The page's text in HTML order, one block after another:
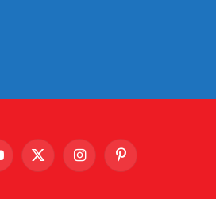
X
InstagramPinterest